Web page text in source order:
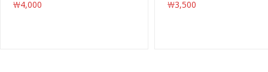
￦4,000
￦3,500